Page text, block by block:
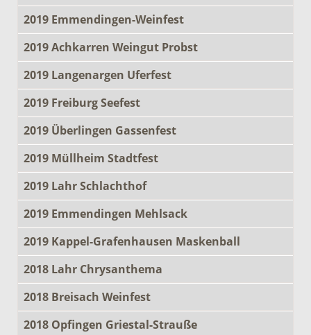
2019 Emmendingen-Weinfest
2019 Achkarren Weingut Probst
2019 Langenargen Uferfest
2019 Freiburg Seefest
2019 Überlingen Gassenfest
2019 Müllheim Stadtfest
2019 Lahr Schlachthof
2019 Emmendingen Mehlsack
2019 Kappel-Grafenhausen Maskenball
2018 Lahr Chrysanthema
2018 Breisach Weinfest
2018 Opfingen Griestal-Strauße